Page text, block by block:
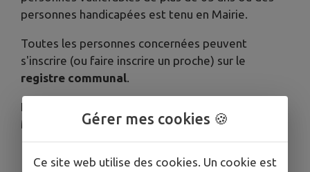
personnes handicapées est tenu en Mairie.
Toutes les personnes concernées peuvent
s'inscrire (ou faire inscrire un proche) sur le
registre communal.
N'hésitez pas à vous rapprocher du secrétariat de
Mairie
Gérer mes cookies 🍪
Ce site web utilise des cookies. Un cookie est